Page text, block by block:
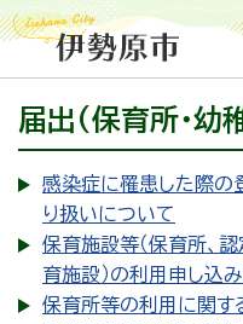
届出(保育所・幼
感染症に罹患した際の
り扱いについて
保育施設等（保育所、
育施設）の利用申し込
保育所等の利用に関す